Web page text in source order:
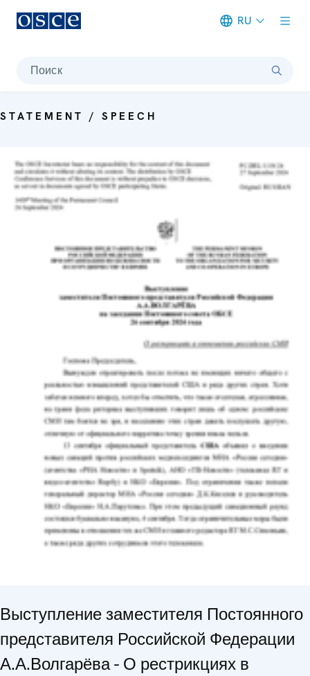
RU
Поиск
STATEMENT / SPEECH
Выступление заместителя Постоянного
представителя Российской Федерации
А.А.Волгарёва - О рестрикциях в